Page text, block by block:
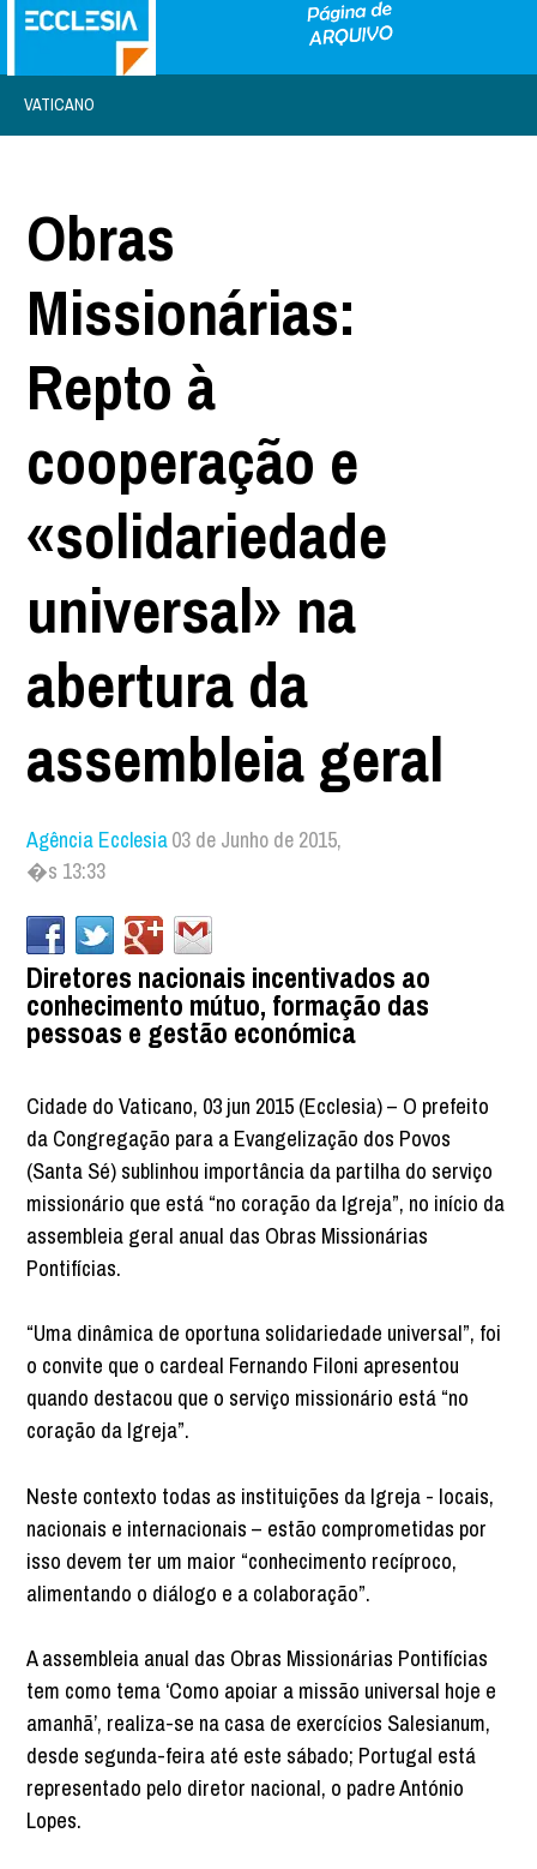
VATICANO
Obras
Missionárias:
Repto à
cooperação e
«solidariedade
universal» na
abertura da
assembleia geral
Agência Ecclesia03 de Junho de 2015,
�s 13:33
Diretores nacionais incentivados ao
conhecimento mútuo, formação das
pessoas e gestão económica
Cidade do Vaticano, 03 jun 2015 (Ecclesia) – O prefeito
da Congregação para a Evangelização dos Povos
(Santa Sé) sublinhou importância da partilha do serviço
missionário que está “no coração da Igreja”, no início da
assembleia geral anual das Obras Missionárias
Pontifícias.
“Uma dinâmica de oportuna solidariedade universal”, foi
o convite que o cardeal Fernando Filoni apresentou
quando destacou que o serviço missionário está “no
coração da Igreja”.
Neste contexto todas as instituições da Igreja - locais,
nacionais e internacionais – estão comprometidas por
isso devem ter um maior “conhecimento recíproco,
alimentando o diálogo e a colaboração”.
A assembleia anual das Obras Missionárias Pontifícias
tem como tema ‘Como apoiar a missão universal hoje e
amanhã’, realiza-se na casa de exercícios Salesianum,
desde segunda-feira até este sábado; Portugal está
representado pelo diretor nacional, o padre António
Lopes.